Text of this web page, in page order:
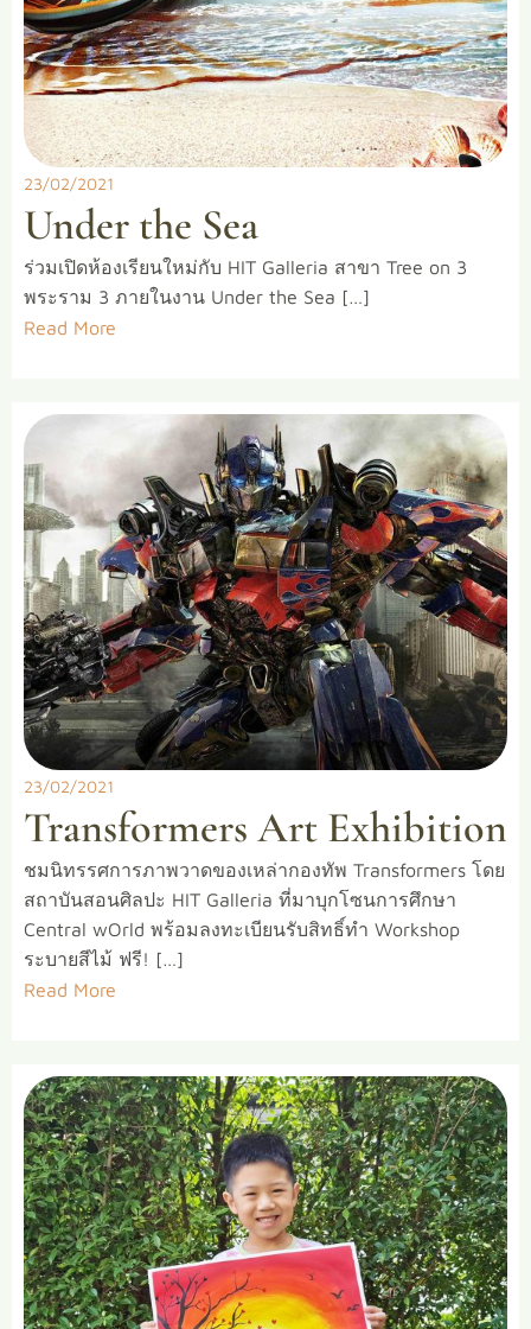
23/02/2021
Under the Sea
ร่วมเปิดห้องเรียนใหม่กับ HIT Galleria สาขา Tree on 3
พระราม 3 ภายในงาน Under the Sea […]
Read More
23/02/2021
Transformers Art Exhibition
ชมนิทรรศการภาพวาดของเหล่ากองทัพ Transformers โดย
สถาบันสอนศิลปะ HIT Galleria ที่มาบุกโซนการศึกษา
Central wOrld พร้อมลงทะเบียนรับสิทธิ์ทำ Workshop
ระบายสีไม้ ฟรี! […]
Read More